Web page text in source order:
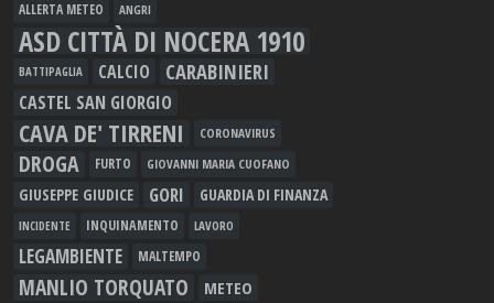
ALLERTA METEO ANGRI
ASD CITTÀ DI NOCERA 1910
BATTIPAGLIA CALCIO CARABINIERI
CASTEL SAN GIORGIO
CAVA DE' TIRRENI CORONAVIRUS
DROGA FURTO GIOVANNI MARIA CUOFANO
GIUSEPPE GIUDICE GORI GUARDIA DI FINANZA
INCIDENTE INQUINAMENTO LAVORO
LEGAMBIENTE MALTEMPO
MANLIO TORQUATO METEO